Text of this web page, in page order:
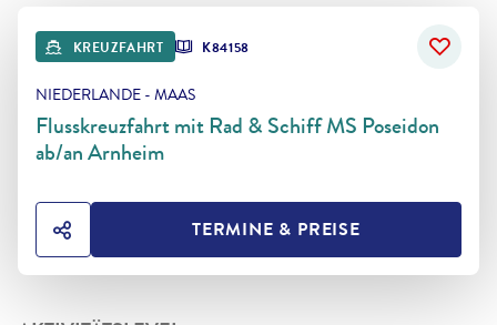
KREUZFAHRT K84158
NIEDERLANDE - MAAS
Flusskreuzfahrt mit Rad & Schiff MS Poseidon
ab/an Arnheim
HOTEL TEILENTERMINE & PREISE